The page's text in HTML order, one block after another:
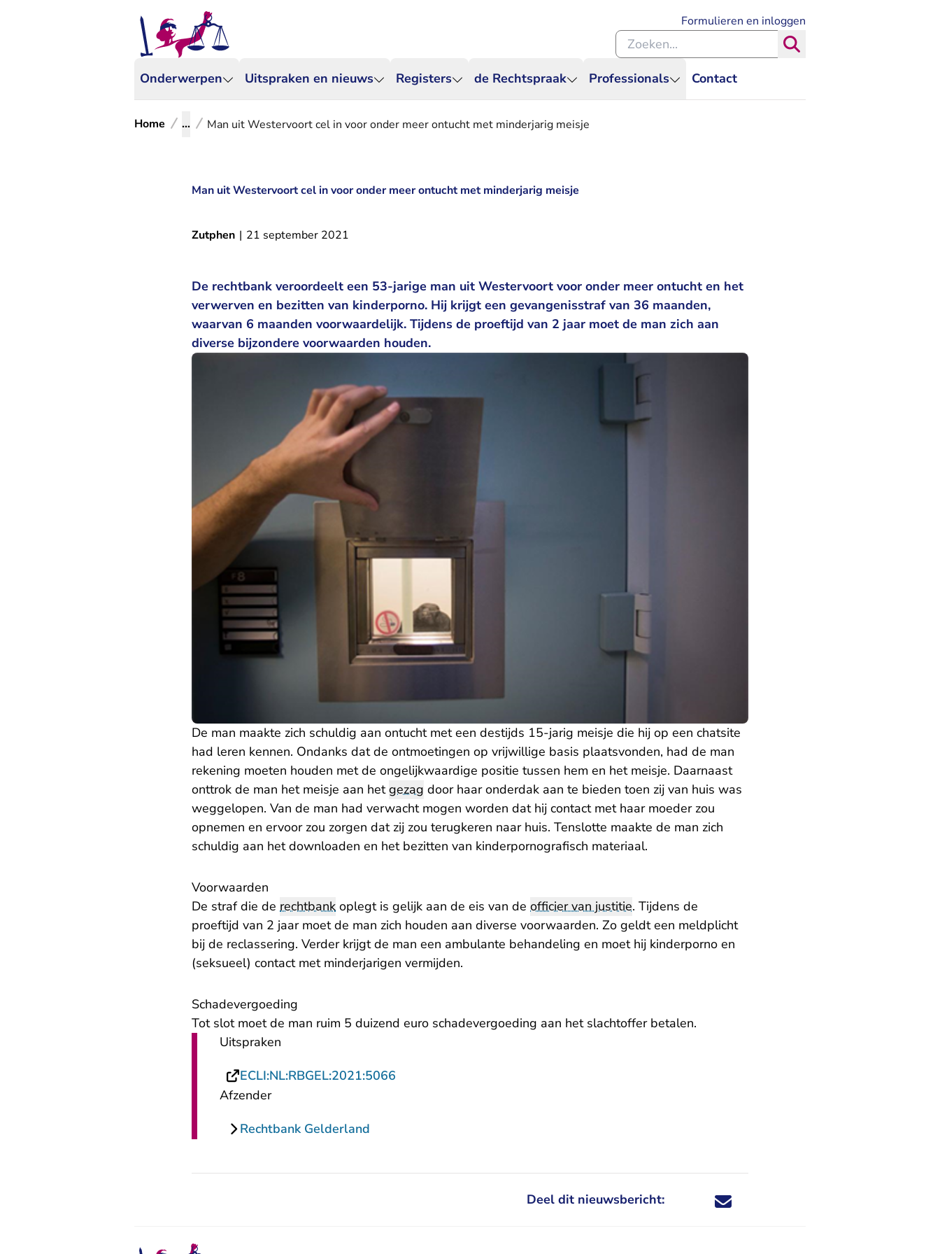
Onderwerpen Uitspraken en nieuws Registers de Rechtspraak Professionals Contact
Formulieren en inloggen
Zoeken binnen de Rechtspraak
Home ... Man uit Westervoort cel in voor onder meer ontucht met minderjarig meisje
Man uit Westervoort cel in voor onder meer ontucht met minderjarig meisje
Zutphen | 21 september 2021
De rechtbank veroordeelt een 53-jarige man uit Westervoort voor onder meer ontucht en het
verwerven en bezitten van kinderporno. Hij krijgt een gevangenisstraf van 36 maanden,
waarvan 6 maanden voorwaardelijk. Tijdens de proeftijd van 2 jaar moet de man zich aan
diverse bijzondere voorwaarden houden.
De man maakte zich schuldig aan ontucht met een destijds 15-jarig meisje die hij op een chatsite
had leren kennen. Ondanks dat de ontmoetingen op vrijwillige basis plaatsvonden, had de man
rekening moeten houden met de ongelijkwaardige positie tussen hem en het meisje. Daarnaast
onttrok de man het meisje aan hetgezag door haar onderdak aan te bieden toen zij van huis was
weggelopen. Van de man had verwacht mogen worden dat hij contact met haar moeder zou
opnemen en ervoor zou zorgen dat zij zou terugkeren naar huis. Tenslotte maakte de man zich
schuldig aan het downloaden en het bezitten van kinderpornografisch materiaal.
Voorwaarden
De straf die de rechtbank oplegt is gelijk aan de eis van de officier van justitie. Tijdens de
proeftijd van 2 jaar moet de man zich houden aan diverse voorwaarden. Zo geldt een meldplicht
bij de reclassering. Verder krijgt de man een ambulante behandeling en moet hij kinderporno en
(seksueel) contact met minderjarigen vermijden.
Schadevergoeding
Tot slot moet de man ruim 5 duizend euro schadevergoeding aan het slachtoffer betalen.
Uitspraken
ECLI:NL:RBGEL:2021:5066
Afzender
Rechtbank Gelderland
Deel dit nieuwsbericht: Deel dit nieuwsbericht via X - U verlaat
Deel dit nieuwsbericht via Facebook - U
Deel dit nieuwsbericht via e-mail
Deel dit nieuwsbericht via LinkedIn - U